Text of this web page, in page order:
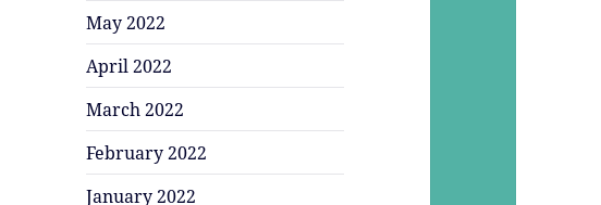
May 2022
April 2022
March 2022
February 2022
January 2022